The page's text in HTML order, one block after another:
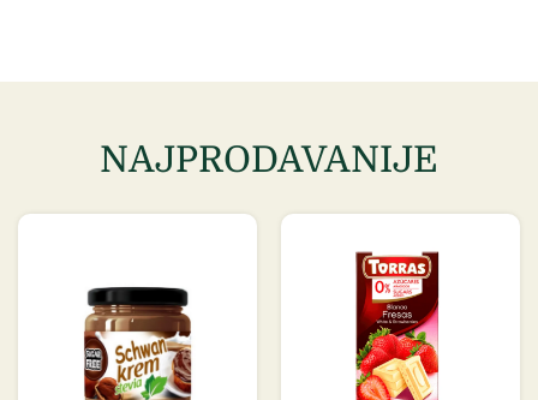
NAJPRODAVANIJE